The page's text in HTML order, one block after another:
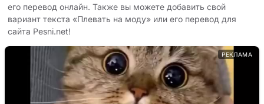
его перевод онлайн. Также вы можете добавить свой
вариант текста «Плевать на моду» или его перевод для
сайта Pesni.net!
РЕКЛАМА